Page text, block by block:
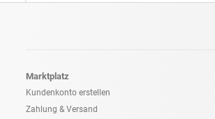
Marktplatz
Kundenkonto erstellen
Zahlung & Versand